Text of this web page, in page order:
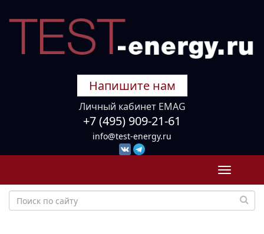
Напишите нам
Личный кабинет EMAG
+7 (495) 909-21-61
info@test-energy.ru
Toggle